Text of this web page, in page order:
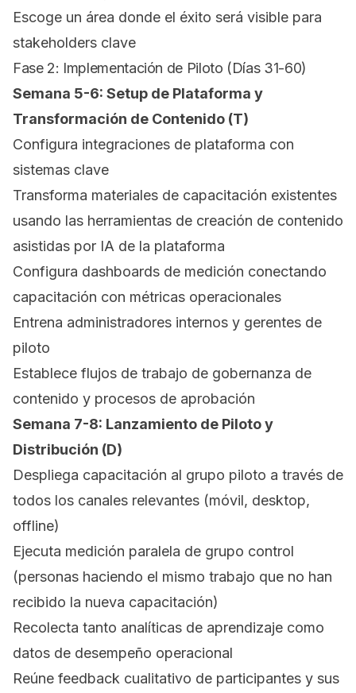
Escoge un área donde el éxito será visible para
stakeholders clave
Fase 2: Implementación de Piloto (Días 31-60)
Semana 5-6: Setup de Plataforma y
Transformación de Contenido (T)
Configura integraciones de plataforma con
sistemas clave
Transforma materiales de capacitación existentes
usando las herramientas de creación de contenido
asistidas por IA de la plataforma
Configura dashboards de medición conectando
capacitación con métricas operacionales
Entrena administradores internos y gerentes de
piloto
Establece flujos de trabajo de gobernanza de
contenido y procesos de aprobación
Semana 7-8: Lanzamiento de Piloto y
Distribución (D)
Despliega capacitación al grupo piloto a través de
todos los canales relevantes (móvil, desktop,
offline)
Ejecuta medición paralela de grupo control
(personas haciendo el mismo trabajo que no han
recibido la nueva capacitación)
Recolecta tanto analíticas de aprendizaje como
datos de desempeño operacional
Reúne feedback cualitativo de participantes y sus